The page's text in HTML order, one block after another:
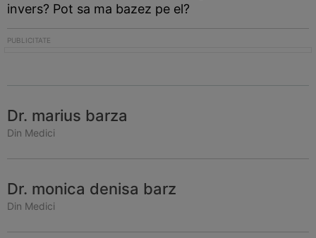
invers? Pot sa ma bazez pe el?
Dr. marius barza
Din Medici
Dr. monica denisa barz
Din Medici